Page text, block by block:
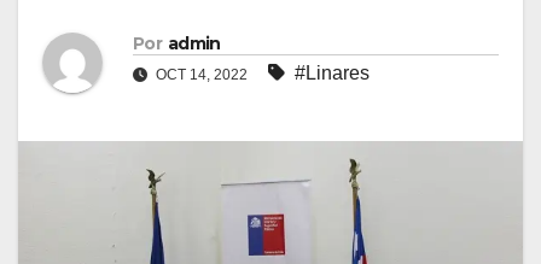
Por admin
OCT 14, 2022 #Linares